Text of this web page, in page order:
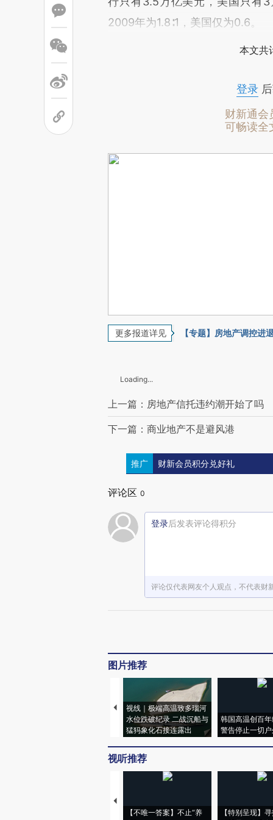
2009年为1.8∶1，美国仅为0.6。
本文共
登录后
财新通会
可畅读全
更多报道详见 【专题】房地产调控进
Loading...
上一篇：房地产信托违约潮开始了吗
下一篇：商业地产不是避风港
推广 财新会员积分兑好礼
评论区 0
登录后发表评论得积分
评论仅代表网友个人观点，不代表财
图片推荐
视线｜极端高温致多瑙河
水位跌破纪录 二战沉船与
猛犸象化石接连露出
韩国高温创百
警告停止一切
视听推荐
【不唯一答案】不止“养
【特别呈现】